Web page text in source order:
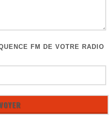
FM DE VOTRE RADIO